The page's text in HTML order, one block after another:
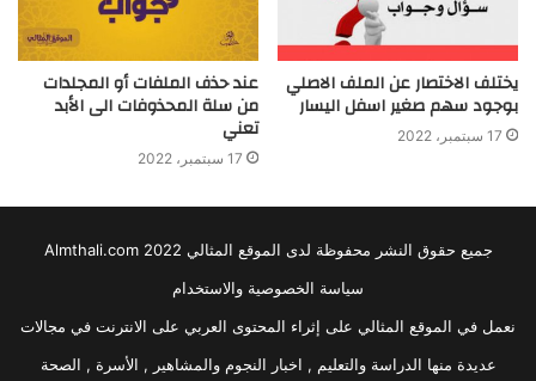
يختلف الاختصار عن الملف الاصلي
بوجود سهم صغير اسفل اليسار
17 سبتمبر، 2022
عند حذف الملفات أو المجلدات
من سلة المحذوفات الى الأبد
تعني
17 سبتمبر، 2022
جميع حقوق النشر محفوظة لدى الموقع المثالي 2022 Almthali.com
سياسة الخصوصية والاستخدام
نعمل في الموقع المثالي على إثراء المحتوى العربي على الانترنت في مجالات
عديدة منها الدراسة والتعليم , اخبار النجوم والمشاهير , الأسرة , الصحة